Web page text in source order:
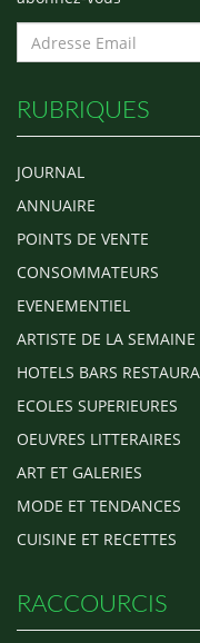
RUBRIQUES
JOURNAL
ANNUAIRE
POINTS DE VENTE
CONSOMMATEURS
EVENEMENTIEL
ARTISTE DE LA SEMAINE
HOTELS BARS
ECOLES SUPERIEURES
OEUVRES LITTERAIRES
ART ET GALERIES
MODE ET TENDANCES
CUISINE ET RECETTES
RACCOURCIS